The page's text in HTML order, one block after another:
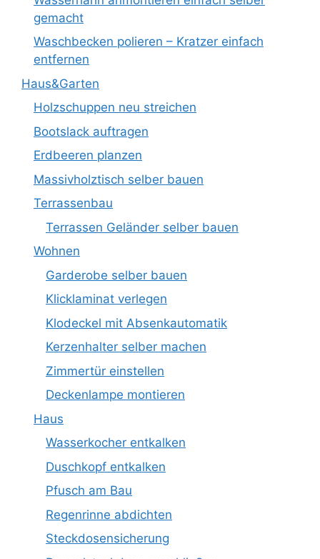
gemacht
Waschbecken polieren – Kratzer einfach
entfernen
Haus&Garten
Holzschuppen neu streichen
Bootslack auftragen
Erdbeeren planzen
Massivholztisch selber bauen
Terrassenbau
Terrassen Geländer selber bauen
Wohnen
Garderobe selber bauen
Klicklaminat verlegen
Klodeckel mit Absenkautomatik
Kerzenhalter selber machen
Zimmertür einstellen
Deckenlampe montieren
Haus
Wasserkocher entkalken
Duschkopf entkalken
Pfusch am Bau
Regenrinne abdichten
Steckdosensicherung